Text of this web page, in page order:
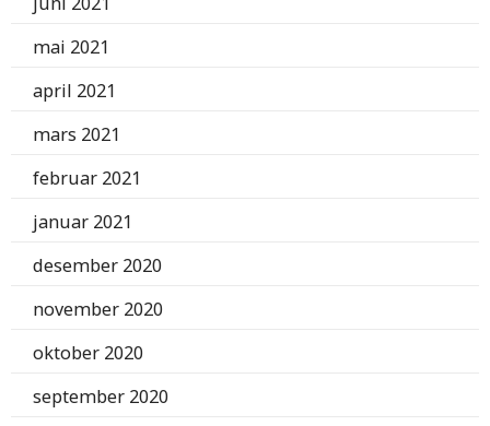
mai 2021
april 2021
mars 2021
februar 2021
januar 2021
desember 2020
november 2020
oktober 2020
september 2020